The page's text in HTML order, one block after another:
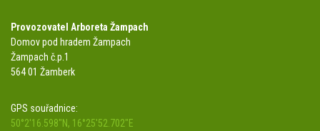
Provozovatel Arboreta Žampach
Domov pod hradem Žampach
Žampach č.p.1
564 01 Žamberk
GPS souřadnice:
50°2'16.598"N, 16°25'52.702"E